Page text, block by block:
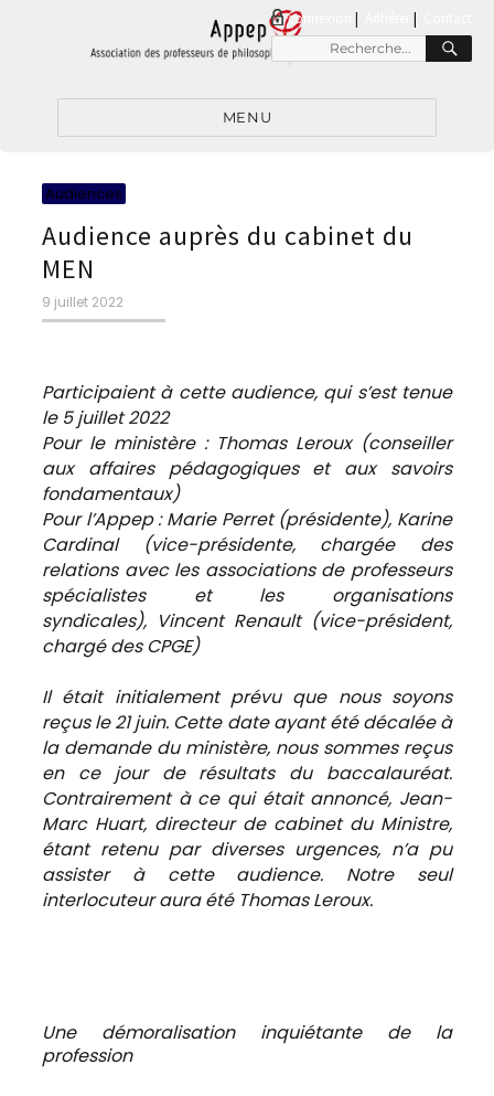
connexion |
Recherche
pour
MENU
Audiences
Audience auprès du cabinet du
MEN
Publié
le
9 juillet 2022
Participaient à cette audience, qui s’est tenue
le 5 juillet 2022
Pour le ministère : Thomas Leroux (conseiller
aux affaires pédagogiques et aux savoirs
fondamentaux)
Pour l’Appep : Marie Perret (présidente), Karine
Cardinal (vice-présidente, chargée des
relations avec les associations de professeurs
spécialistes et les organisations
syndicales), Vincent Renault (vice-président,
chargé des CPGE)
Il était initialement prévu que nous soyons
reçus le 21 juin. Cette date ayant été décalée à
la demande du ministère, nous sommes reçus
en ce jour de résultats du baccalauréat.
Contrairement à ce qui était annoncé, Jean-
Marc Huart, directeur de cabinet du Ministre,
étant retenu par diverses urgences, n’a pu
assister à cette audience. Notre seul
interlocuteur aura été Thomas Leroux.
Une démoralisation inquiétante de la
profession